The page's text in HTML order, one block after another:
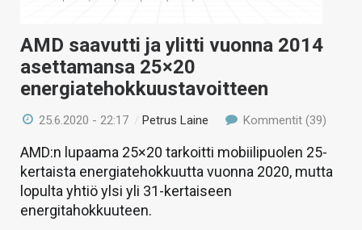
AMD saavutti ja ylitti vuonna 2014
asettamansa 25×20
energiatehokkuustavoitteen
25.6.2020 - 22:17 / Petrus Laine Kommentit (39)
AMD:n lupaama 25×20 tarkoitti mobiilipuolen 25-
kertaista energiatehokkuutta vuonna 2020, mutta
lopulta yhtiö ylsi yli 31-kertaiseen
energitahokkuuteen.